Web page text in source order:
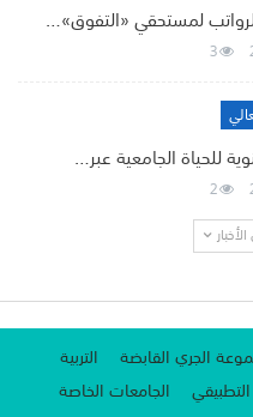
لمستحقي «التفوق»…
3
للحياة الجامعية عبر…
2
الجري القابضة
التربية
التطبيقي
الجامعات الخاصة